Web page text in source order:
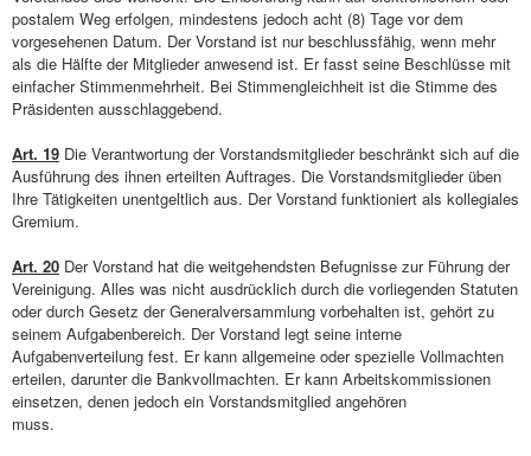
postalem Weg erfolgen, mindestens jedoch acht (8) Tage vor dem
vorgesehenen Datum. Der Vorstand ist nur beschlussfähig, wenn mehr
als die Hälfte der Mitglieder anwesend ist. Er fasst seine Beschlüsse mit
einfacher Stimmenmehrheit. Bei Stimmengleichheit ist die Stimme des
Präsidenten ausschlaggebend.
Art. 19 Die Verantwortung der Vorstandsmitglieder beschränkt sich auf die
Ausführung des ihnen erteilten Auftrages. Die Vorstandsmitglieder üben
Ihre Tätigkeiten unentgeltlich aus. Der Vorstand funktioniert als kollegiales
Gremium.
Art. 20 Der Vorstand hat die weitgehendsten Befugnisse zur Führung der
Vereinigung. Alles was nicht ausdrücklich durch die vorliegenden Statuten
oder durch Gesetz der Generalversammlung vorbehalten ist, gehört zu
seinem Aufgabenbereich. Der Vorstand legt seine interne
Aufgabenverteilung fest. Er kann allgemeine oder spezielle Vollmachten
erteilen, darunter die Bankvollmachten. Er kann Arbeitskommissionen
einsetzen, denen jedoch ein Vorstandsmitglied angehören
muss.